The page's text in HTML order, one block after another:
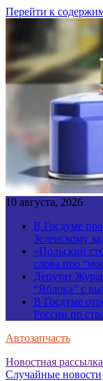
Перейти к
10 августа, 2026
В Госдуме
Зеленскому
«Польский
слова про
Депутат
“Яблока” с
В Госдуме
России по
Автозапчасть
Новостная рассылка
Случайные новости